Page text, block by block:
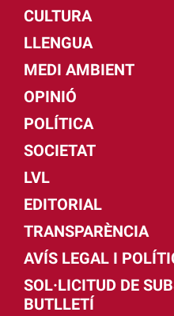
CULTURA
LLENGUA
MEDI AMBIENT
OPINIÓ
POLÍTICA
SOCIETAT
LVL
EDITORIAL
TRANSPARÈNCIA
AVÍS LEGAL I
SOL·LICITUD DE
BUTLLETÍ